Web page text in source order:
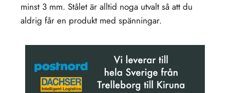
minst 3 mm. Stålet är alltid noga utvalt så att du
aldrig får en produkt med spänningar.